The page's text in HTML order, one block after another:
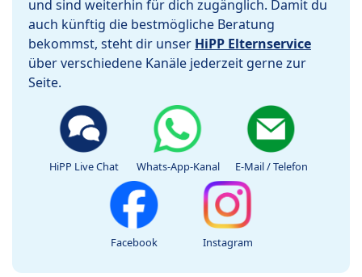
und sind weiterhin für dich zugänglich. Damit du
auch künftig die bestmögliche Beratung
bekommst, steht dir unser HiPP Elternservice
über verschiedene Kanäle jederzeit gerne zur
Seite.
HiPP Live Chat Whats-App-Kanal E-Mail / Telefon
Facebook Instagram